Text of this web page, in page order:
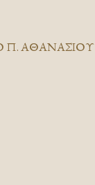
Π. ΑΘΑΝΑΣΙΟΥ